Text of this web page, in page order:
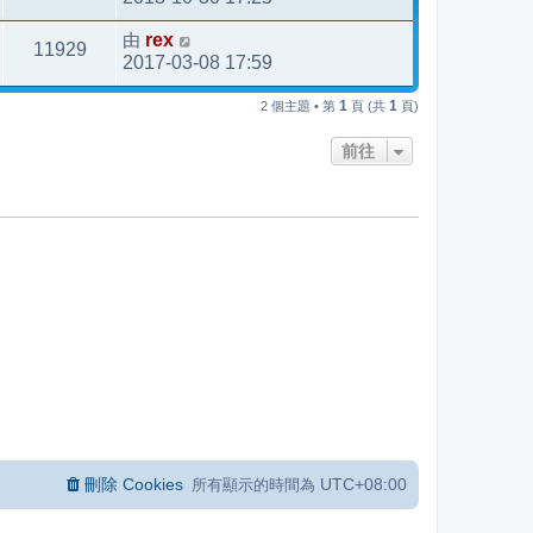
11929 由 rex
2017-03-08 17:59
2 個主題 • 第 1 頁 (共 1 頁)
前往
所有顯示的時間為 UTC+08:00
刪除 Cookies